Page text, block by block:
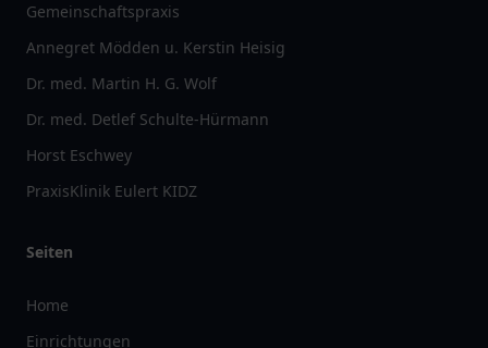
Gemeinschaftspraxis
Annegret Mödden u. Kerstin Heisig
Dr. med. Martin H. G. Wolf
Dr. med. Detlef Schulte-Hürmann
Horst Eschwey
PraxisKlinik Eulert KIDZ
Seiten
Home
Einrichtungen